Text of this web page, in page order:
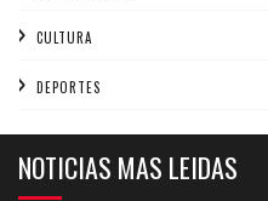
CULTURA
DEPORTES
NOTICIAS MAS LEIDAS